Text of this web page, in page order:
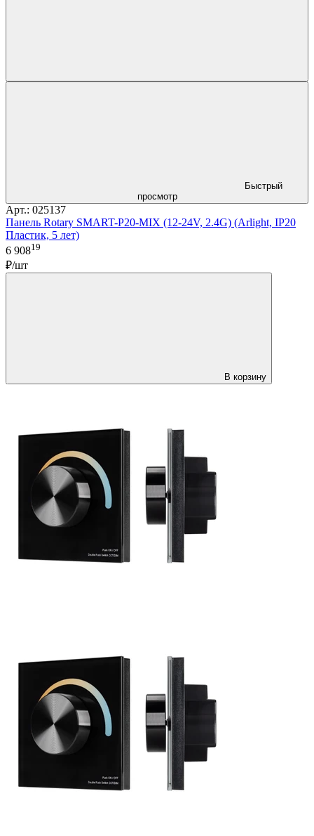
Быстрый
просмотр
Арт.: 025137
Панель Rotary SMART-P20-MIX (12-24V, 2.4G) (Arlight, IP20
Пластик, 5 лет)
6 90819
₽/шт
В корзину